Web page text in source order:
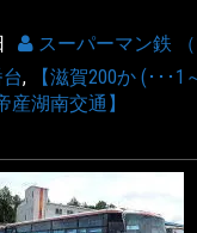
スーパーマン鉄 （
, 【滋賀200か (･･･1
産湖南交通】